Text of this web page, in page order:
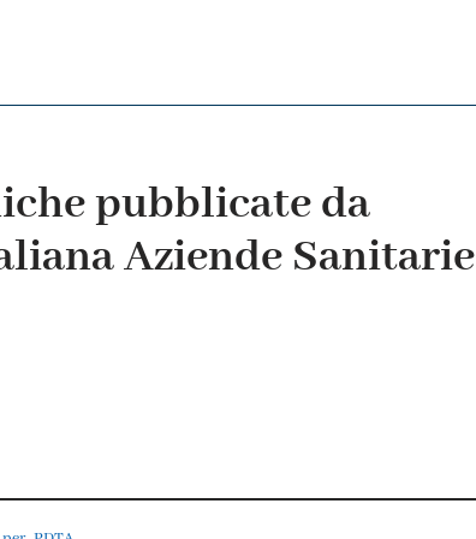
pubblicate da
Aziende Sanitarie